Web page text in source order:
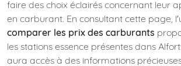
faire des choix éclairés concernant leur
en carburant. En consultant cette page,
comparer les prix des carburants
les stations essence présentes dans
aura accès à des informations